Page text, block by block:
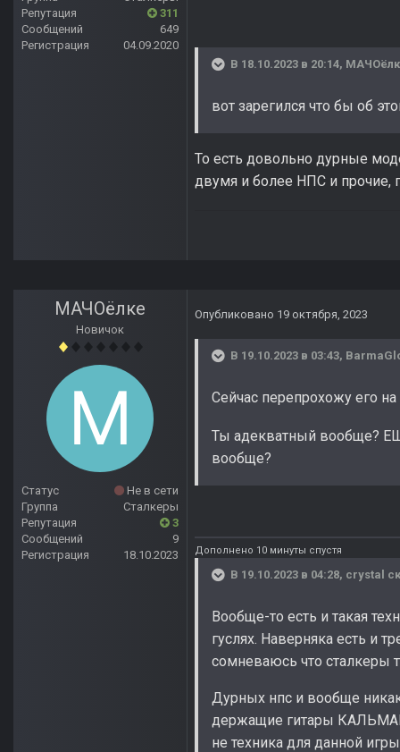
Репутация
311
Сообщений
649
Регистрация
04.09.2020
В 18.10.2023 в 20:14,
вот зарегился что бы об
То есть довольно дурные
двумя и более НПС и прочие,
МАЧОёлке
Новичок
Статус
Не в сети
Группа
Сталкеры
Репутация
3
Сообщений
9
Регистрация
18.10.2023
Опубликовано 19 октября, 2023
В 19.10.2023 в 03:43,
Сейчас перепрохожу его
Ты адекватный вообще?
вообще?
Дополнено 10 минуты спустя
В 19.10.2023 в 04:28, crystal
Вообще-то есть и такая
гуслях. Наверняка есть и
сомневаюсь что сталкеры
Дурных нпс и вообще
держащие гитары
не техника для данной